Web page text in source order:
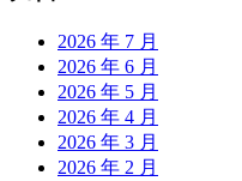
2026 年 7 月
2026 年 6 月
2026 年 5 月
2026 年 4 月
2026 年 3 月
2026 年 2 月